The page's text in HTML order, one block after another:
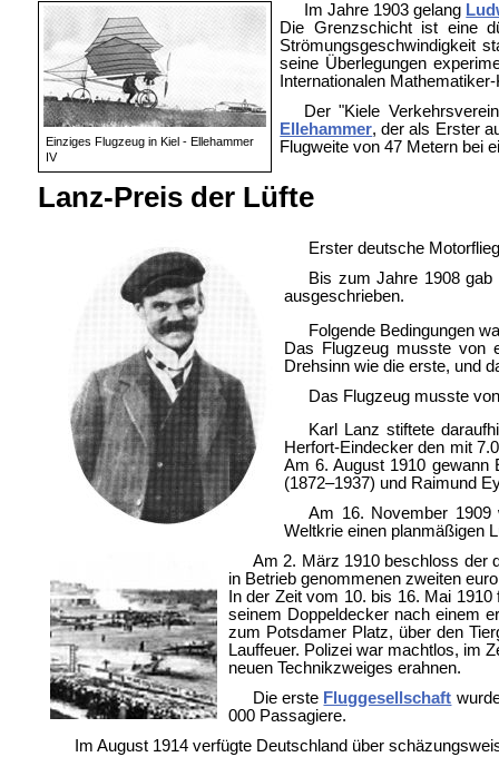
Einziges Flugzeug in Kiel - Ellehammer
IV
Im Jahre 1903 gelang
Die Grenzschicht ist eine
Strömungsgeschwindigkeit
seine Überlegungen
Internationalen
Der "Kiele
Ellehammer, der als Erster
Flugweite von 47 Metern bei
Lanz-Preis der Lüfte
Erster deutsche
Bis zum Jahre 1908
ausgeschrieben.
Folgende Bedingungen
Das Flugzeug musste von
Drehsinn wie die erste, und
Das Flugzeug musste
Karl Lanz stiftete
Herfort-Eindecker den mit
Am 6. August 1910 gewann
(1872–1937) und Raimund
Am 16. November
Weltkrie einen planmäßigen
Am 2. März 1910 beschloss der
in Betrieb genommenen zweiten
In der Zeit vom 10. bis 16. Mai
seinem Doppeldecker nach einem
zum Potsdamer Platz, über den
Lauffeuer. Polizei war machtlos, im
neuen Technikzweiges erahnen.
Die erste Fluggesellschaft
000 Passagiere.
Im August 1914 verfügte Deutschland über